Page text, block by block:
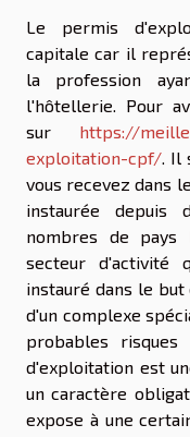
Le permis
capitale car il
la profession
l'hôtellerie. Pour
sur https://
exploitation-cpf/. Il
vous recevez dans
instaurée depuis
nombres de
secteur
instauré dans le
d'un complexe
probables
d'exploitation est
un caractère
expose à une